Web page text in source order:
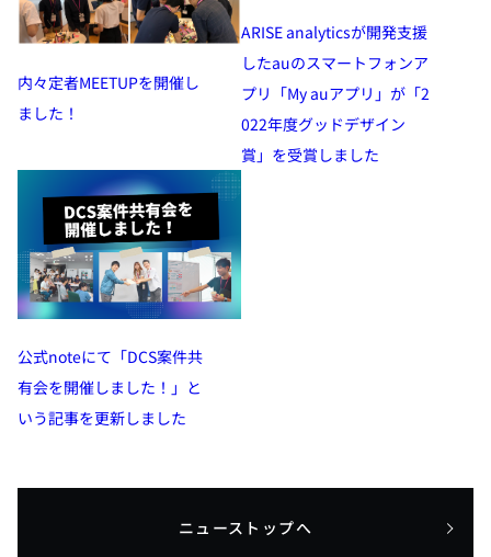
内々定者MEETUPを開催し
ました！
ARISE analyticsが開発支援
したauのスマートフォンア
プリ「My auアプリ」が「2
022年度グッドデザイン
賞」を受賞しました
公式noteにて「DCS案件共
有会を開催しました！」と
いう記事を更新しました
ニューストップへ